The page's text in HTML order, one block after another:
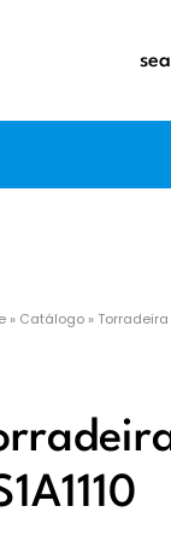
» Catálogo» Torradeira